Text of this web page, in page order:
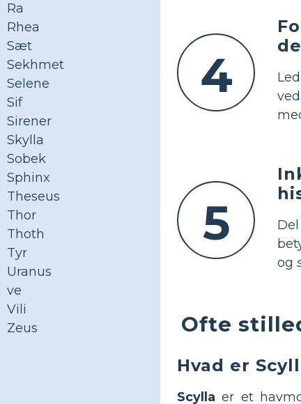
Ra
Rhea
Sæt
Sekhmet
Selene
Sif
Sirener
Skylla
Sobek
Sphinx
Theseus
Thor
Thoth
Tyr
Uranus
ve
Vili
Zeus
4
5
og
Ofte
Hvad er
Scylla er et